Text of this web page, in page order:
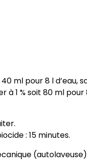
ml pour 8 l d’eau,
1 % soit 80 ml pour
: 15 minutes.